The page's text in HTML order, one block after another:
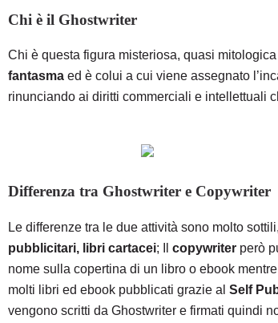
Chi è il Ghostwriter
Chi è questa figura misteriosa, quasi
fantasma ed è colui a cui viene assegnato
rinunciando ai diritti commerciali e intellettuali
Differenza tra Ghostwriter e Copywriter
Le differenze tra le due attività sono molto
pubblicitari, libri cartacei; copywriter però
nome sulla copertina di un libro o ebook mentre
molti libri ed ebook pubblicati grazie al Self
vengono scritti da Ghostwriter e firmati quindi